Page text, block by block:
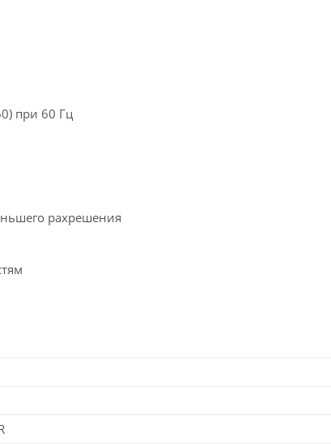
при 60 Гц
рахрешения